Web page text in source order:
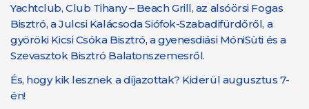
Yachtclub, Club Tihany – Beach Grill, az alsóörsi Fogas
Bisztró, a Julcsi Kalácsoda Siófok-Szabadifürdőről, a
györöki Kicsi Csóka Bisztró, a gyenesdiási MóniSüti és a
Szevasztok Bisztró Balatonszemesről.
És, hogy kik lesznek a díjazottak? Kiderül augusztus 7-
én!